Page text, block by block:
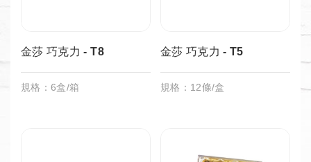
金莎 巧克力 - T8
規格：6盒/箱
金莎 巧克力 - T5
規格：12條/盒